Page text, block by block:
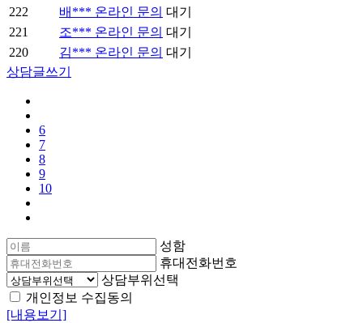
222
배*** 온라인 문의 대기
221
조*** 온라인 문의 대기
220
김*** 온라인 문의 대기
상담글쓰기
6
7
8
9
10
성함
휴대전화번호
상담부위선택
개인정보 수집동의
[내용보기]